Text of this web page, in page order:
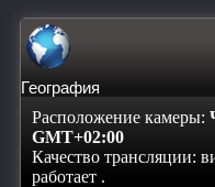
География
Расположение камеры:
GMT+02:00
Качество трансляции:
работает .